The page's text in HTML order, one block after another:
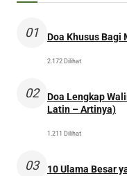
01 Doa Khusus Bagi
2.172 Dilihat
02
Doa Lengkap
Latin – Artinya)
1.211 Dilihat
03 10 Ulama Besar